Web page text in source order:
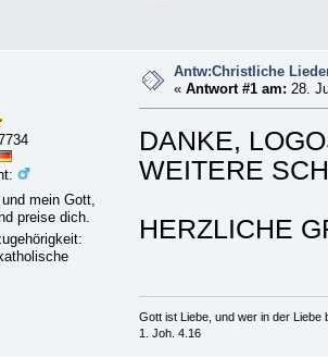
mein Gott,
preise dich.
Antw:Christliche
«Antwort #1 am: 28.
DANKE,
WEITERE
HERZLICHE
Gott ist Liebe, und wer in der Liebe
1. Joh. 4.16